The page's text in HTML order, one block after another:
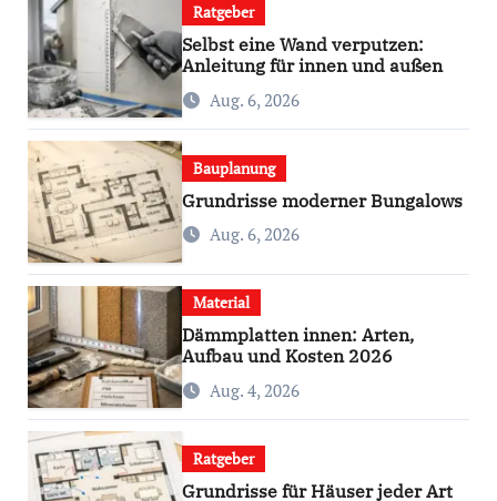
Ratgeber
Selbst eine Wand verputzen:
Anleitung für innen und außen
Aug. 6, 2026
Bauplanung
Grundrisse moderner Bungalows
Aug. 6, 2026
Material
Dämmplatten innen: Arten,
Aufbau und Kosten 2026
Aug. 4, 2026
Ratgeber
Grundrisse für Häuser jeder Art